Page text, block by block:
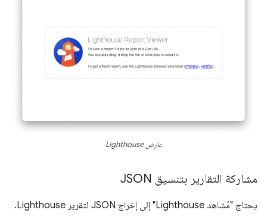
عارِض Lighthouse
مشاركة التقارير بتنسيق JSON
يحتاج "مُشاهد Lighthouse" إلى إخراج JSON لتقرير Lighthouse.